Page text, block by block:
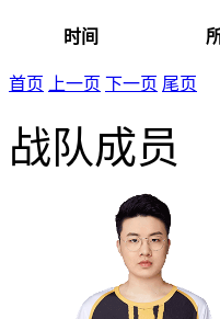
时间
首页 上一页 下一页 尾页
战队成员